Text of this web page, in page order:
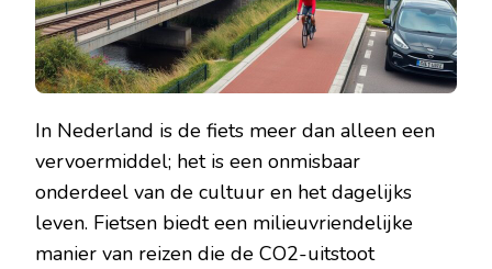
In Nederland is de fiets meer dan alleen een
vervoermiddel; het is een onmisbaar
onderdeel van de cultuur en het dagelijks
leven. Fietsen biedt een milieuvriendelijke
manier van reizen die de CO2-uitstoot